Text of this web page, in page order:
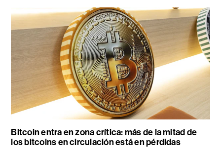
Bitcoin entra en zona crítica: más de la mitad de
los bitcoins en circulación está en pérdidas